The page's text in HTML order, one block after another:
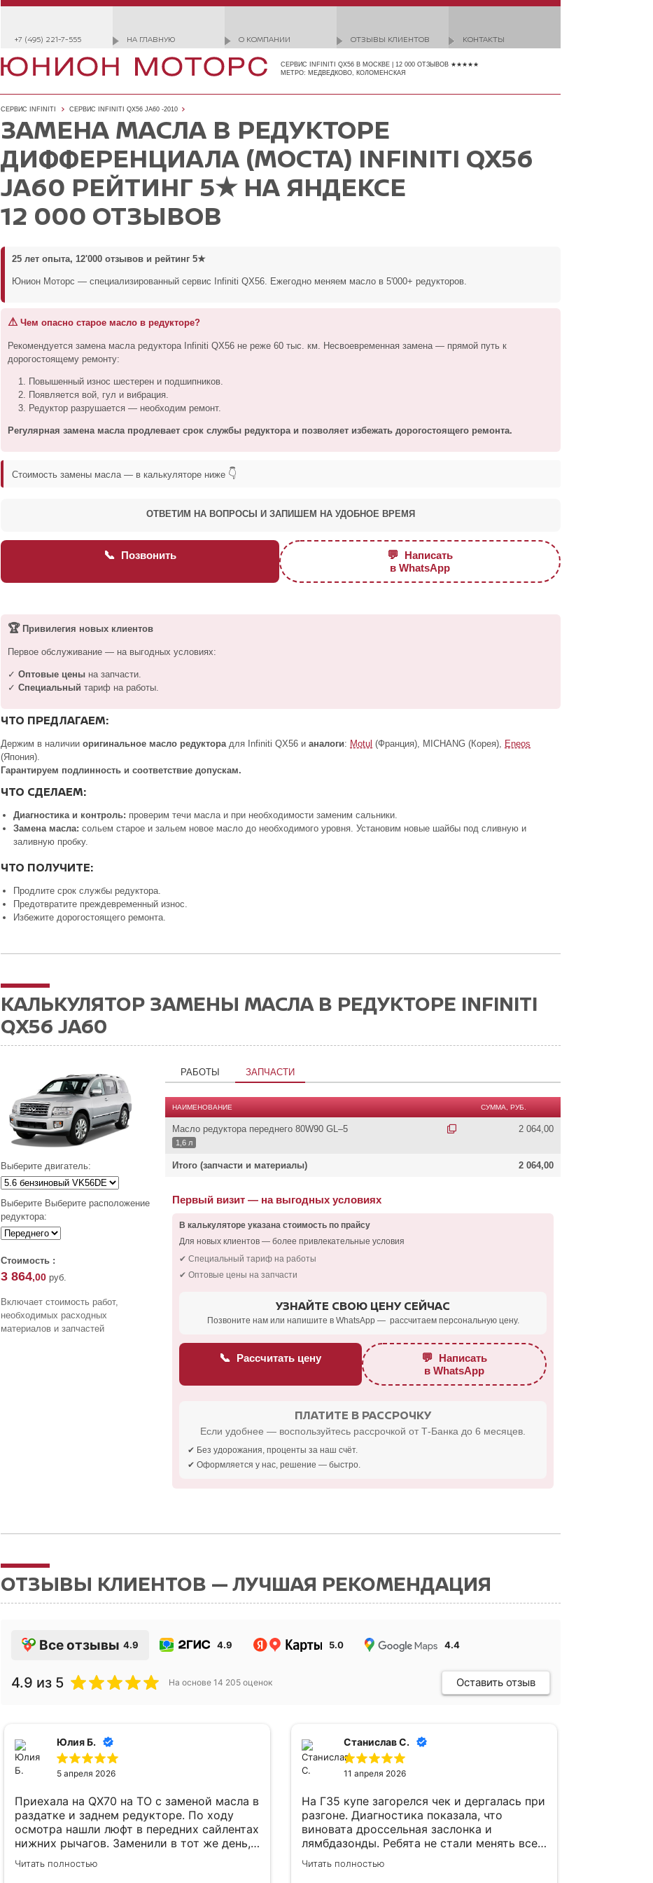
+7 (495) 221-7-555 НА ГЛАВНУЮ О КОМПАНИИ ОТЗЫВЫ КЛИЕНТОВ КОНТАКТЫ
СЕРВИС INFINITI QX56 В МОСКВЕ | 12 000 ОТЗЫВОВ ★★★★★
МЕТРО: МЕДВЕДКОВО, КОЛОМЕНСКАЯ
СЕРВИС INFINITI СЕРВИС INFINITI QX56 JA60 -2010
ЗАМЕНА МАСЛА В РЕДУКТОРЕ
ДИФФЕРЕНЦИАЛА (МОСТА) INFINITI QX56
JA60 РЕЙТИНГ 5★ НА ЯНДЕКСЕ
12 000 ОТЗЫВОВ
25 лет опыта, 12'000 отзывов и рейтинг 5★
Юнион Моторс — специализированный сервис Infiniti QX56. Ежегодно меняем масло в 5'000+ редукторов.
⚠Чем опасно старое масло в редукторе?
Рекомендуется замена масла редуктора Infiniti QX56 не реже 60 тыс. км. Несвоевременная замена — прямой путь к
дорогостоящему ремонту:
Повышенный износ шестерен и подшипников.
Появляется вой, гул и вибрация.
Редуктор разрушается — необходим ремонт.
Регулярная замена масла продлевает срок службы редуктора и позволяет избежать дорогостоящего ремонта.
Стоимость замены масла — в калькуляторе ниже 👇
ОТВЕТИМ НА ВОПРОСЫ И ЗАПИШЕМ НА УДОБНОЕ ВРЕМЯ
📞 Позвонить 💬 Написать
в WhatsApp
🏆Привилегия новых клиентов
Первое обслуживание — на выгодных условиях:
✓ Оптовые цены на запчасти.
✓ Специальный тариф на работы.
ЧТО ПРЕДЛАГАЕМ:
Держим в наличии оригинальное масло редукторадля Infiniti QX56 и аналоги: Motul (Франция), MICHANG (Корея), Eneos
(Япония).
Гарантируем подлинность и соответствие допускам.
ЧТО СДЕЛАЕМ:
Диагностика и контроль: проверим течи масла и при необходимости заменим сальники.
Замена масла: сольем старое и зальем новое масло до необходимого уровня. Установим новые шайбы под сливную и
заливную пробку.
ЧТО ПОЛУЧИТЕ:
Продлите срок службы редуктора.
Предотвратите преждевременный износ.
Избежите дорогостоящего ремонта.
КАЛЬКУЛЯТОР ЗАМЕНЫ МАСЛА В РЕДУКТОРЕ INFINITI
QX56 JA60
Выберите двигатель:
Выберите Выберите расположение
редуктора:
Стоимость :
3 864,00 руб.
Включает стоимость работ,
необходимых расходных
материалов и запчастей
РАБОТЫ ЗАПЧАСТИ
НАИМЕНОВАНИЕ СУММА, РУБ.
Масло редуктора переднего 80W90 GL–5
1,6 л
2 064,00
Итого (запчасти и материалы) 2 064,00
Первый визит — на выгодных условиях
В калькуляторе указана стоимость по прайсу
Для новых клиентов — более привлекательные условия
✔ Специальный тариф на работы
✔ Оптовые цены на запчасти
УЗНАЙТЕ СВОЮ ЦЕНУ СЕЙЧАС
Позвоните нам или напишите в WhatsApp — рассчитаем персональную цену.
📞 Рассчитать цену 💬 Написать
в WhatsApp
ПЛАТИТЕ В РАССРОЧКУ
Если удобнее — воспользуйтесь рассрочкой от Т-Банка до 6 месяцев.
✔ Без удорожания, проценты за наш счёт.
✔ Оформляется у нас, решение — быстро.
ОТЗЫВЫ КЛИЕНТОВ — ЛУЧШАЯ РЕКОМЕНДАЦИЯ
Все отзывы 4.9 4.9 5.0 4.4
4.9 из 5 На основе 14 205 оценок Оставить отзыв
Юлия Б.
5 апреля 2026
Приехала на QX70 на ТО с заменой масла в
раздатке и заднем редукторе. По ходу
осмотра нашли люфт в передних сайлентах
нижних рычагов. Заменили в тот же день,
подобрали хорошие аналоги (оригинал не
горел). Теперь машина стоит на дороге как
Читать полностью
Станислав С.
11 апреля 2026
На Г35 купе загорелся чек и дергалась при
разгоне. Диагностика показала, что
виновата дроссельная заслонка и
лямбдазонды. Ребята не стали менять все
подряд, а сначала промыли заслонку,
адаптировали и ошибки ушли. Цена
Читать полностью